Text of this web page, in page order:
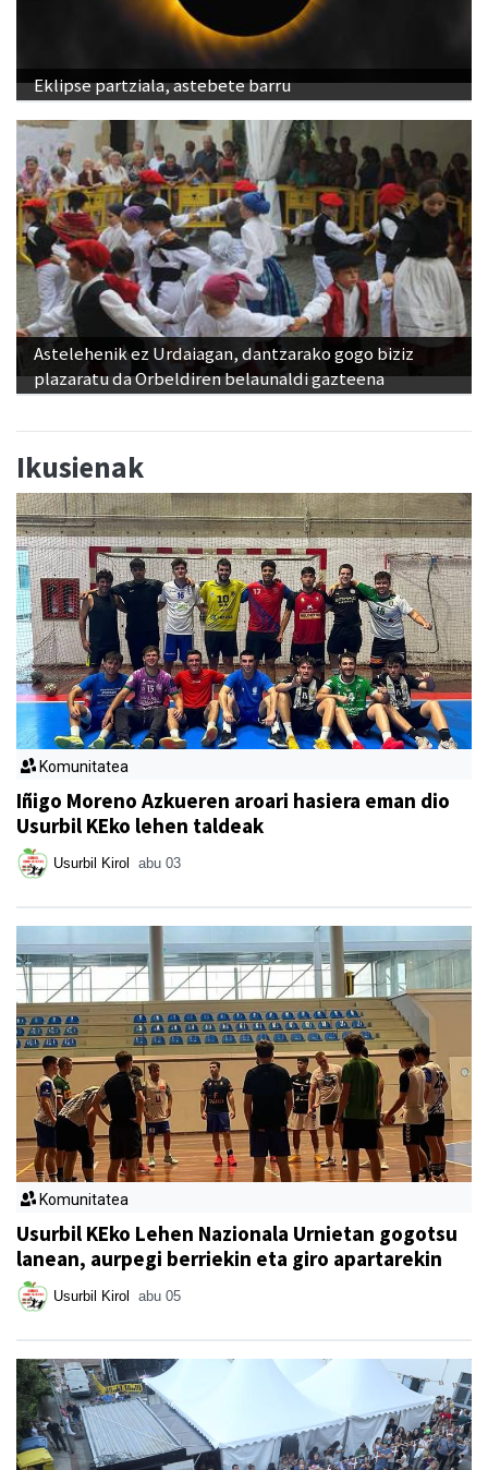
Eklipse partziala, astebete barru
Astelehenik ez Urdaiagan, dantzarako gogo biziz
plazaratu da Orbeldiren belaunaldi gazteena
Ikusienak
Komunitatea
Iñigo Moreno Azkueren aroari hasiera eman dio
Usurbil KEko lehen taldeak
Usurbil Kirol abu 03
Komunitatea
Usurbil KEko Lehen Nazionala Urnietan gogotsu
lanean, aurpegi berriekin eta giro apartarekin
Usurbil Kirol abu 05